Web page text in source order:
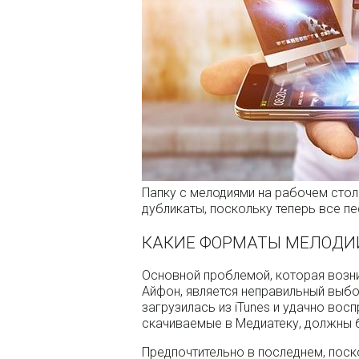
Папку с мелодиями на рабочем
дубликаты, поскольку теперь все
КАКИЕ ФОРМАТЫ
Основной проблемой, которая
Айфон, является неправильный
загрузилась из iTunes и удачно
скачиваемые в Медиатеку, должны
Предпочтительно в последнем,